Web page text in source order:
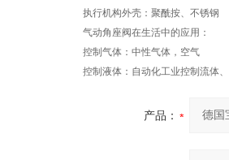
执行机构外壳：聚酰按、不锈钢
气动角座阀在生活中的应用：
控制气体：中性气体，空气
控制液体：自动化工业控制流体
产品：